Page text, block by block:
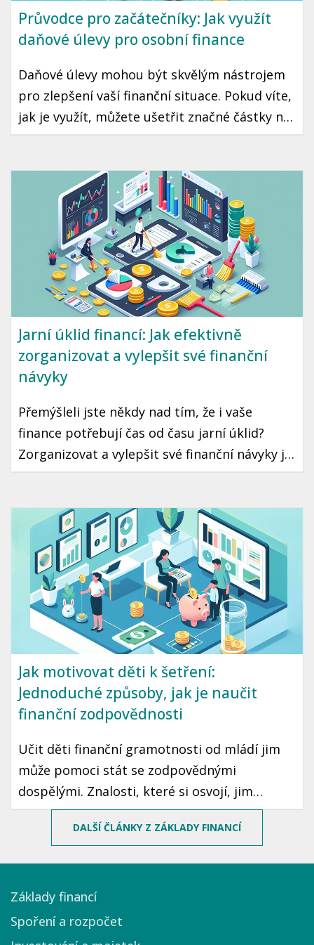
Průvodce pro začátečníky: Jak využít
daňové úlevy pro osobní finance
Daňové úlevy mohou být skvělým nástrojem
pro zlepšení vaší finanční situace. Pokud víte,
jak je využít, můžete ušetřit značné částky na
daních, což může znamenat více peněz ve vaší
můžete maximálně využít daňové úlevy v
České republice.
Jarní úklid financí: Jak efektivně
zorganizovat a vylepšit své finanční
návyky
Přemýšleli jste někdy nad tím, že i vaše
finance potřebují čas od času jarní úklid?
Zorganizovat a vylepšit své finanční návyky je
krok, který může vést k lepší finanční
jednoduše a prakticky.
Jak motivovat děti k šetření:
Jednoduché způsoby, jak je naučit
finanční zodpovědnosti
Učit děti finanční gramotnosti od mládí jim
může pomoci stát se zodpovědnými
dospělými. Znalosti, které si osvojí, jim
mohou sloužit po celý život. Prozradíme vám,
jak motivovat děti k šetření peněz pomocí
DALŠÍ ČLÁNKY Z ZÁKLADY FINANCÍ
Základy financí
Spoření a rozpočet